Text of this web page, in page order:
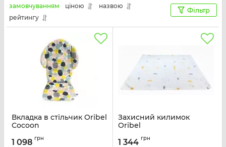
замовчуванням ціною
назвою
рейтингу
Фільтр
Вкладка в стільчик Oribel
Сocoon
1 098 грн
Захисний килимок
Oribel
1 344 грн